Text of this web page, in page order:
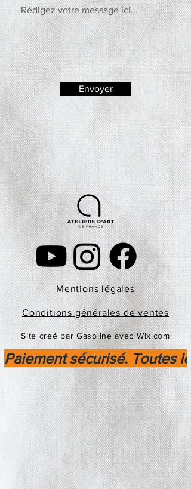
Envoyer
Mentions légales
Conditions générales de ventes
Site créé par Gasoline avec Wix.com
Paiement sécurisé. Toutes